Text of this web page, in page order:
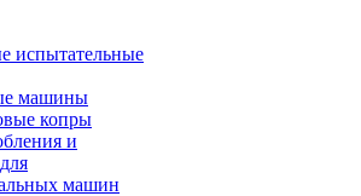
испытательные
машины
копры
и
машин